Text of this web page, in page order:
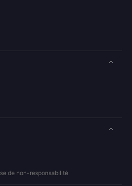
de non-responsabilité